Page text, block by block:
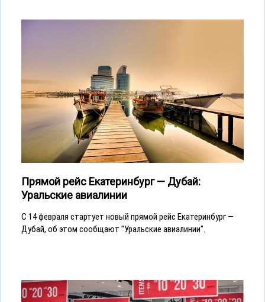
Прямой рейс Екатеринбург — Дубай:
Уральские авиалинии
С 14 февраля стартует новый прямой рейс Екатеринбург —
Дубай, об этом сообщают "Уральские авиалинии".